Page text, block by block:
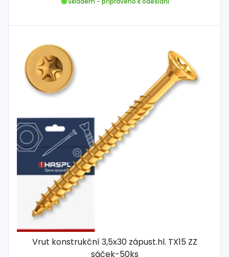
Vrut konstrukční 3,5x30 zápust.hl. TX15 ZZ
sáček-50ks